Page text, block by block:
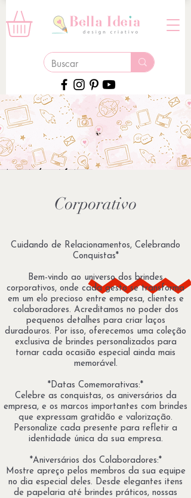
Corporativo
Cuidando de Relacionamentos, Celebrando
Conquistas*
Bem-vindo ao universo dos brindes
corporativos, onde cada gesto se transforma
em um elo precioso entre empresa, clientes e
colaboradores. Acreditamos no poder dos
pequenos detalhes para criar laços
duradouros. Por isso, oferecemos uma coleção
exclusiva de brindes personalizados para
tornar cada ocasião especial ainda mais
memorável.
*Datas Comemorativas:*
Celebre as conquistas, os aniversários da
empresa, e os marcos importantes com brindes
que expressam gratidão e valorização.
Personalize cada presente para refletir a
identidade única da sua empresa.
*Aniversários dos Colaboradores:*
Mostre apreço pelos membros da sua equipe
no dia especial deles. Desde elegantes itens
de papelaria até brindes práticos, nossas